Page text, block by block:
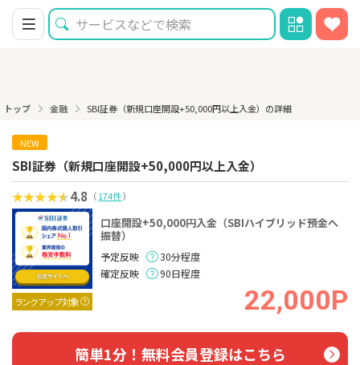
トップ 金融 SBI証券（新規口座開設+50,000円以上入金）の詳細
NEW
SBI証券（新規口座開設+50,000円以上入金）
4.8 （174件）
ランクアップ対象
口座開設+50,000円入金（SBIハイブリッド預金へ
振替）
予定反映
30分程度
確定反映
90日程度
22,000P
簡単1分！無料会員登録はこちら